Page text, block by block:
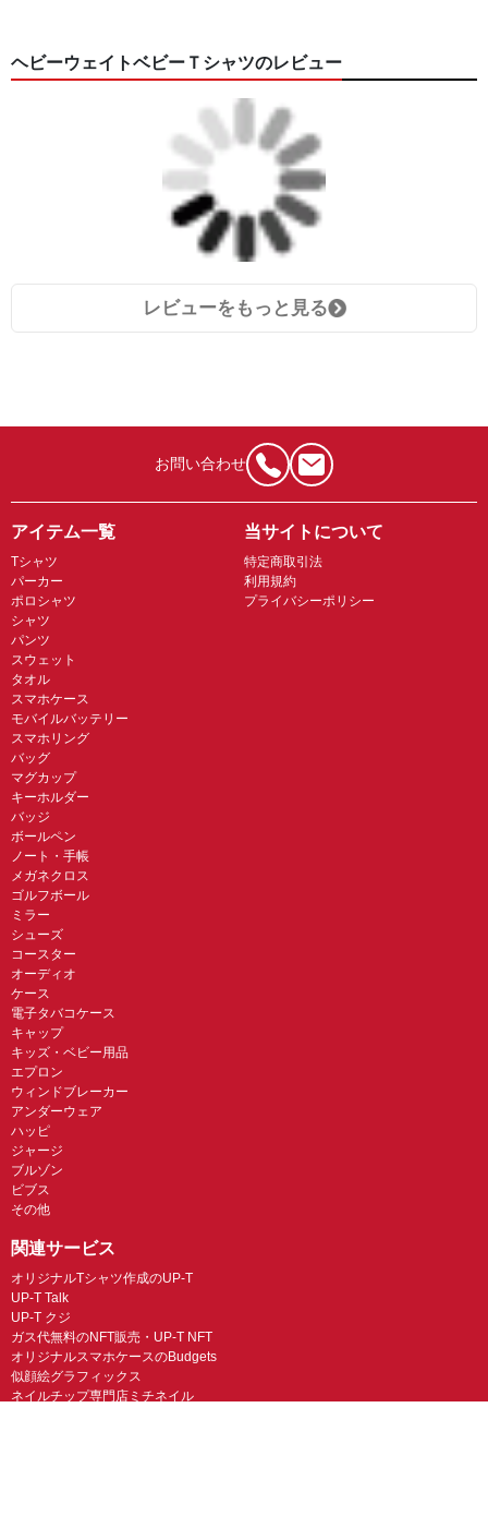
ヘビーウェイトベビーＴシャツのレビュー
レビューをもっと見る
お問い合わせ
アイテム一覧
Tシャツ
パーカー
ポロシャツ
シャツ
パンツ
スウェット
タオル
スマホケース
モバイルバッテリー
スマホリング
バッグ
マグカップ
キーホルダー
バッジ
ボールペン
ノート・手帳
メガネクロス
ゴルフボール
ミラー
シューズ
コースター
オーディオ
ケース
電子タバコケース
キャップ
キッズ・ベビー用品
エプロン
ウィンドブレーカー
アンダーウェア
ハッピ
ジャージ
ブルゾン
ビブス
その他
当サイトについて
特定商取引法
利用規約
プライバシーポリシー
関連サービス
オリジナルTシャツ作成のUP-T
UP-T Talk
UP-T クジ
ガス代無料のNFT販売・UP-T NFT
オリジナルスマホケースのBudgets
似顔絵グラフィックス
ネイルチップ専門店ミチネイル